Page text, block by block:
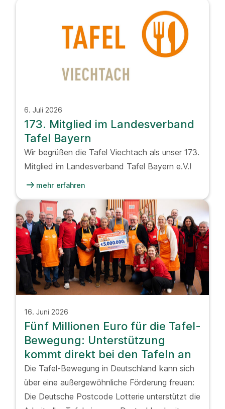
6. Juli 2026
173. Mitglied im Landesverband
Tafel Bayern
Wir begrüßen die Tafel Viechtach als unser 173.
Mitglied im Landesverband Tafel Bayern e.V.!
arrow_right_alt mehr erfahren
16. Juni 2026
Fünf Millionen Euro für die Tafel-
Bewegung: Unterstützung
kommt direkt bei den Tafeln an
Die Tafel-Bewegung in Deutschland kann sich
über eine außergewöhnliche Förderung freuen:
Die Deutsche Postcode Lotterie unterstützt die